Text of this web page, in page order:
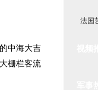
中海大吉
栅栏客流
法国